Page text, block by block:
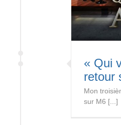
« Qui
retour
Mon
sur M6 [...]